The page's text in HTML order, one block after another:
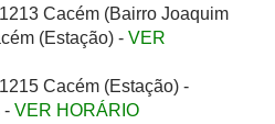
Cacém (Bairro Joaquim
(Estação) - VER
Cacém (Estação) -
- VER HORÁRIO